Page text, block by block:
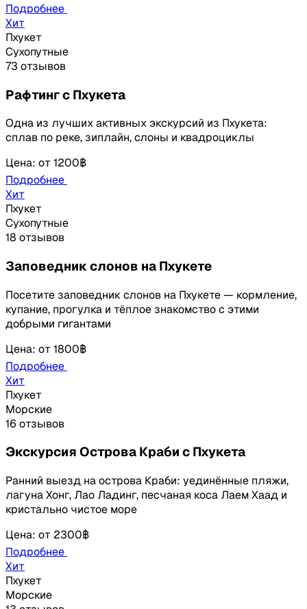
Подробнее
Хит
Пхукет
Сухопутные
73 отзывов
Рафтинг с Пхукета
Одна из лучших активных экскурсий из Пхукета:
сплав по реке, зиплайн, слоны и квадроциклы
Цена: от1200฿
Подробнее
Хит
Пхукет
Сухопутные
18 отзывов
Заповедник слонов на Пхукете
Посетите заповедник слонов на Пхукете — кормление,
купание, прогулка и тёплое знакомство с этими
добрыми гигантами
Цена: от1800฿
Подробнее
Хит
Пхукет
Морские
16 отзывов
Экскурсия Острова Краби с Пхукета
Ранний выезд на острова Краби: уединённые пляжи,
лагуна Хонг, Лао Ладинг, песчаная коса Лаем Хаад и
кристально чистое море
Цена: от 2300฿
Подробнее
Хит
Пхукет
Морские